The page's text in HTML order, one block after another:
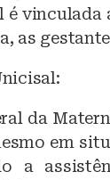
é
as
da
em
a